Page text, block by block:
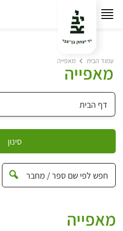
עמוד הבית מאפייה
מאפייה
סינון
מאפייה